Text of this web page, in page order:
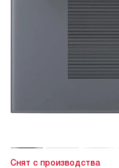
Снят с производства